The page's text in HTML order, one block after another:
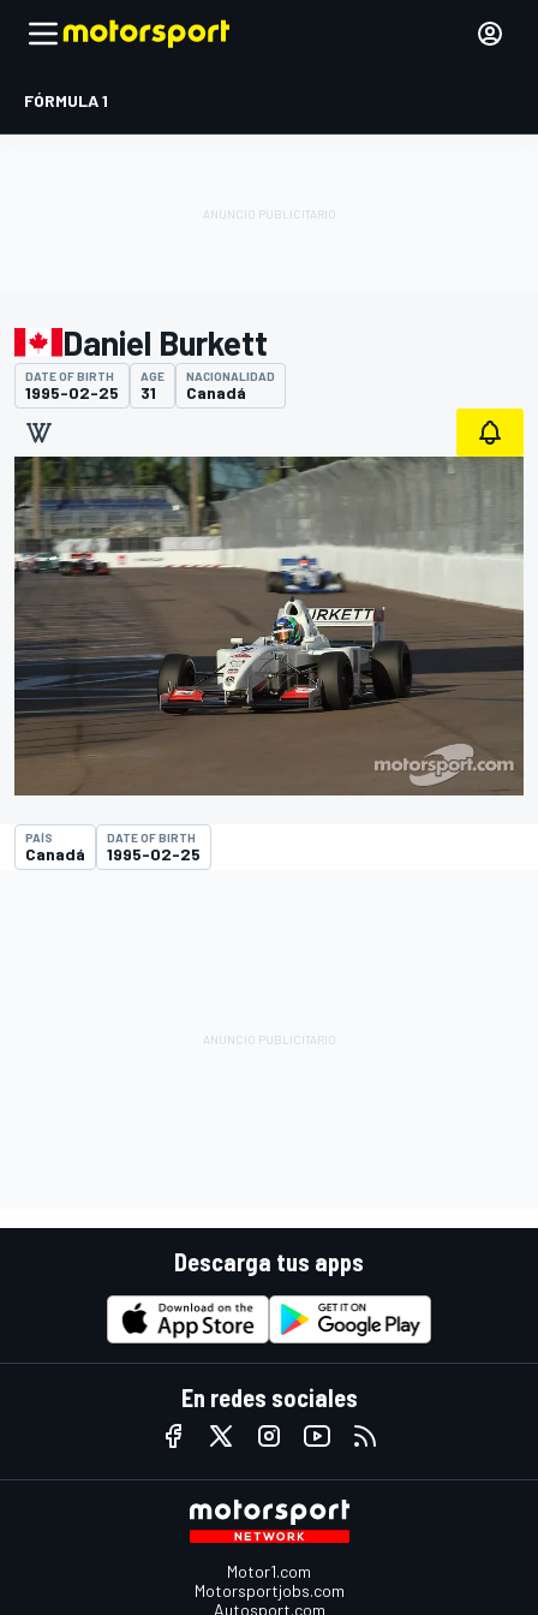
FÓRMULA 1
Daniel Burkett
DATE OF BIRTH
1995-02-25
AGE
31
NACIONALIDAD
Canadá
PAÍS
Canadá
DATE OF BIRTH
1995-02-25
Descarga tus apps
En redes sociales
Motor1.com
Motorsportjobs.com
Autosport.com